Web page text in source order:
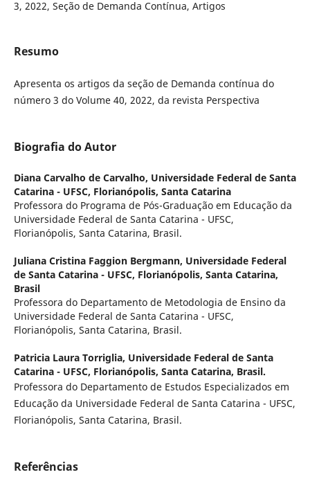
3, 2022, Seção de Demanda Contínua, Artigos
Resumo
Apresenta os artigos da seção de Demanda contínua do
número 3 do Volume 40, 2022, da revista Perspectiva
Biografia do Autor
Diana Carvalho de Carvalho, Universidade Federal de Santa
Catarina - UFSC, Florianópolis, Santa Catarina
Professora do Programa de Pós-Graduação em Educação da
Universidade Federal de Santa Catarina - UFSC,
Florianópolis, Santa Catarina, Brasil.
Juliana Cristina Faggion Bergmann, Universidade Federal
de Santa Catarina - UFSC, Florianópolis, Santa Catarina,
Brasil
Professora do Departamento de Metodologia de Ensino da
Universidade Federal de Santa Catarina - UFSC,
Florianópolis, Santa Catarina, Brasil.
Patricia Laura Torriglia, Universidade Federal de Santa
Catarina - UFSC, Florianópolis, Santa Catarina, Brasil.
Professora do Departamento de Estudos Especializados em
Educação da Universidade Federal de Santa Catarina - UFSC,
Florianópolis, Santa Catarina, Brasil.
Referências